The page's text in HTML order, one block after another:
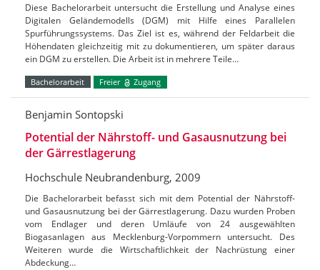
Diese Bachelorarbeit untersucht die Erstellung und Analyse eines
Digitalen Geländemodells (DGM) mit Hilfe eines Parallelen
Spurführungssystems. Das Ziel ist es, während der Feldarbeit die
Höhendaten gleichzeitig mit zu dokumentieren, um später daraus
ein DGM zu erstellen. Die Arbeit ist in mehrere Teile…
Bachelorarbeit Freier Zugang
Benjamin Sontopski
Potential der Nährstoff- und Gasausnutzung bei
der Gärrestlagerung
Hochschule Neubrandenburg, 2009
Die Bachelorarbeit befasst sich mit dem Potential der Nährstoff-
und Gasausnutzung bei der Gärrestlagerung. Dazu wurden Proben
vom Endlager und deren Umläufe von 24 ausgewählten
Biogasanlagen aus Mecklenburg-Vorpommern untersucht. Des
Weiteren wurde die Wirtschaftlichkeit der Nachrüstung einer
Abdeckung…